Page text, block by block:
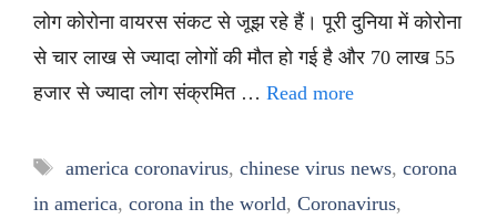
लोग कोरोना वायरस संकट से जूझ रहे हैं। पूरी दुनिया में कोरोना
से चार लाख से ज्यादा लोगों की मौत हो गई है और 70 लाख 55
हजार से ज्यादा लोग संक्रमित … Read more
Tags
america coronavirus, chinese virus news, corona
in america, corona in the world, Coronavirus,